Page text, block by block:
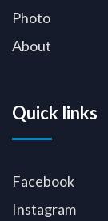
Photo
About
Quick links
Facebook
Instagram